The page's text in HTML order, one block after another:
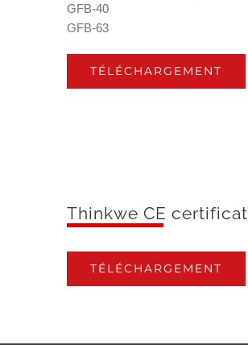
GFB-40
GFB-63
TÉLÉCHARGEMENT
Thinkwe CE certificat
TÉLÉCHARGEMENT